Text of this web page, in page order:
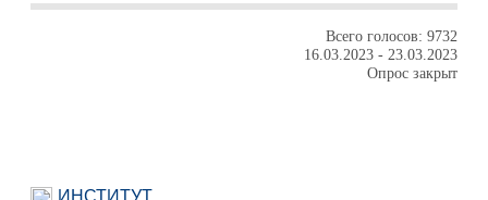
Всего голосов: 9732
16.03.2023 - 23.03.2023
Опрос закрыт
ИНСТИТУТ